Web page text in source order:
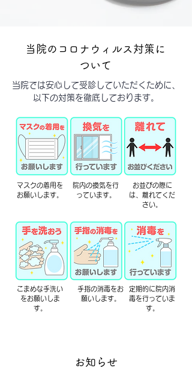
当院のコロナウィルス対策に
ついて
当院では安心して受診していただくために、
以下の対策を徹底しております。
マスクの着用を
お願いします。
院内の換気を行
っています。
お並びの際に
は、離れてくだ
さい。
こまめな手洗い
をお願いしま
す。
手指の消毒をお
願いします。
定期的に院内消
毒を行っていま
す。
お知らせ